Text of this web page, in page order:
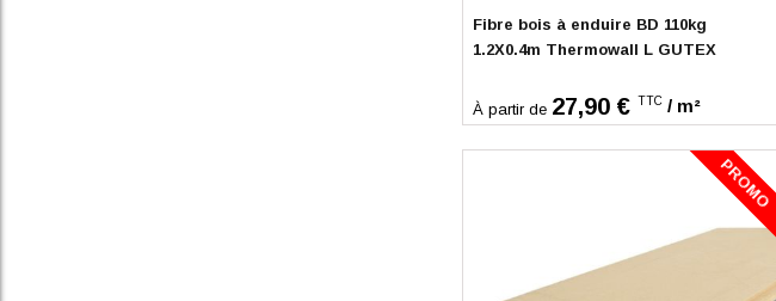
Fibre bois à enduire BD 110kg
1.2X0.4m Thermowall L GUTEX
À partir de 27,90 € TTC / m²
PROMO